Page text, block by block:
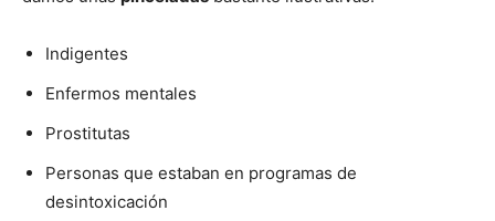
Indigentes
Enfermos mentales
Prostitutas
Personas que estaban en programas de
desintoxicación